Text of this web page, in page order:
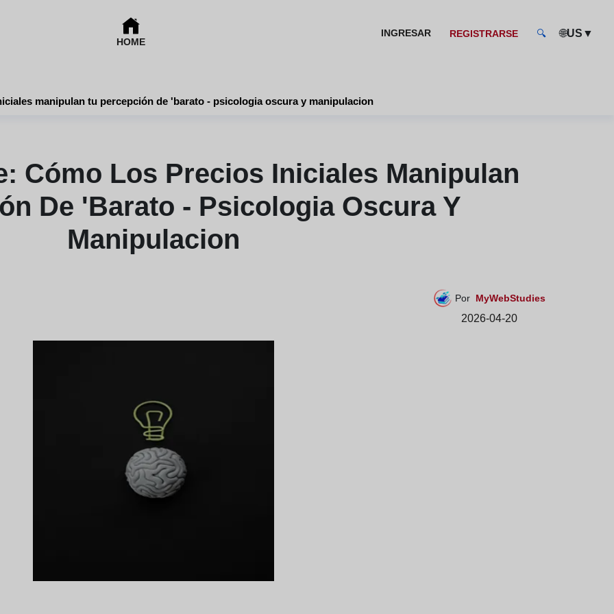
HOME
INGRESAR REGISTRARSE 🔍 🌐US ▼
manipulan tu percepción de 'barato - psicologia oscura y manipulacion
Cómo Los Precios Iniciales Manipulan
De 'barato - Psicologia Oscura Y
Manipulacion
Por MyWebStudies
2026-04-20